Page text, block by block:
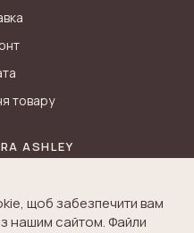
товару
ASHLEY
K&Aщоб забезпечити вам
нашим сайтом. Файли